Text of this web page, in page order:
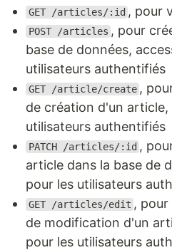
GET /articles/:id , pour
POST /articles , pour
base de données,
utilisateurs authentifiés
GET /article/create ,
de création d'un article,
utilisateurs authentifiés
PATCH /articles/:id ,
article dans la base de
pour les utilisateurs
GET /articles/edit ,
de modification d'un
pour les utilisateurs